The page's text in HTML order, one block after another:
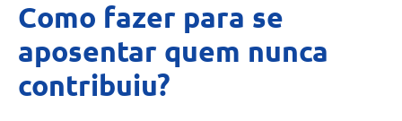
Como fazer para se
aposentar quem nunca
contribuiu?